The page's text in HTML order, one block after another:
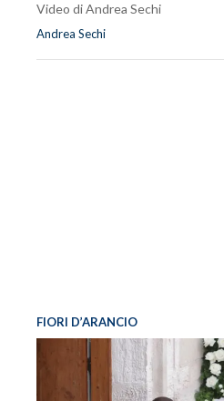
Video di Andrea Sechi
Andrea Sechi
FIORI D’ARANCIO